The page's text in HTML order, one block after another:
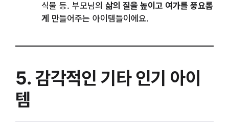
식물 등. 부모님의 삶의 질을 높이고 여가를 풍요롭
게 만들어주는 아이템들이에요.
5. 감각적인 기타 인기 아이
템